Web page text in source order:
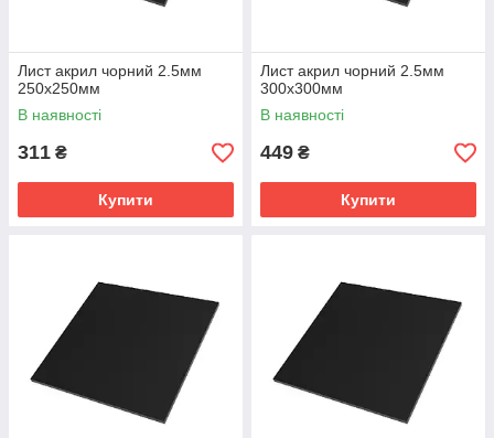
Лист акрил чорний 2.5мм
250х250мм
В наявності
311 ₴
Купити
Лист акрил чорний 2.5мм
300х300мм
В наявності
449 ₴
Купити